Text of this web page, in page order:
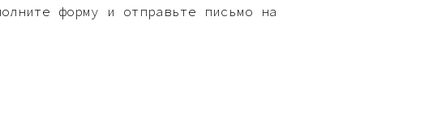
форму и отправьте письмо на